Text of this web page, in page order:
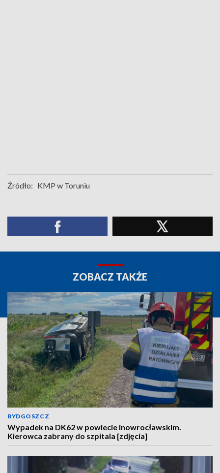
Źródło: KMP w Toruniu
ZOBACZ TAKŻE
BYDGOSZCZ
Wypadek na DK62 w powiecie inowrocławskim.
Kierowca zabrany do szpitala [zdjęcia]